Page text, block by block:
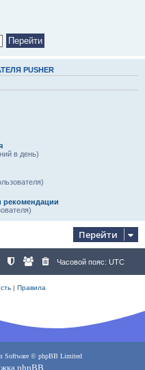
PUSHER
в день)
рекомендации
Перейти
Часовой пояс: UTC
| Правила
Software © phpBB Limited
phpBB